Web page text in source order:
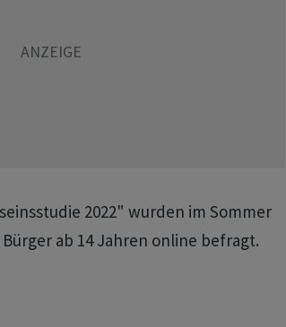
2022" wurden im Sommer
ab 14 Jahren online befragt.